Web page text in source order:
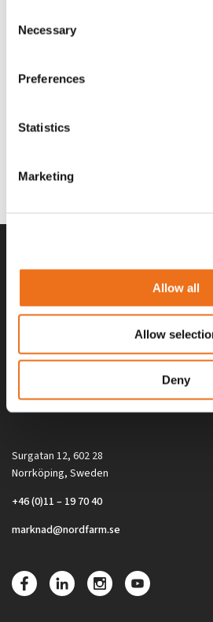
Selection
Necessary
Preferences
Statistics
Marketing
Allow all
Allow
Deny
Rotor teeth 8t/6k 7.5Gr/8 R6/14
Alla priser på tillbehör och tillval gäller vid
gäller inte vid köp av enskild produkt, till
Surgatan 12, 602 28
Norrköping, Sweden
+46 (0)11 – 19 70 40
marknad@nordfarm.se